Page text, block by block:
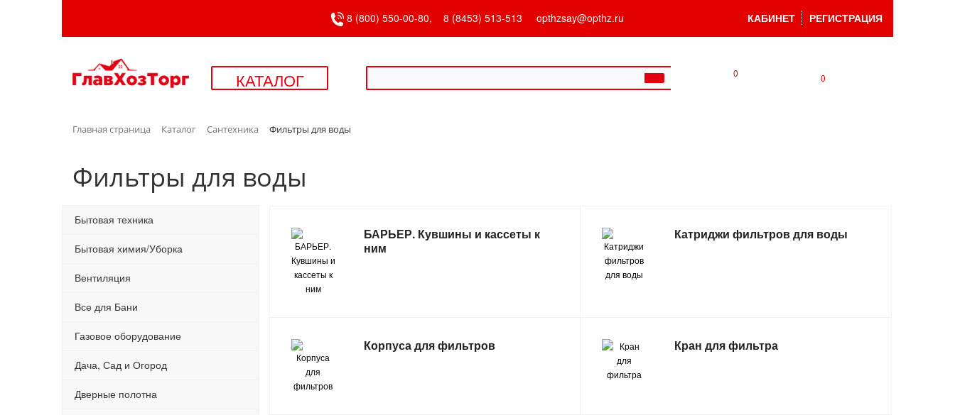
8 (800) 550-00-80, 8 (8453) 513-513 opthzsay@opthz.ru КАБИНЕТ РЕГИСТРАЦИЯ
КАТАЛОГ 0 0
Главная страница Каталог Сантехника Фильтры для воды
Фильтры для воды
Бытовая техника
Бытовая химия/Уборка
Вентиляция
Все для Бани
Газовое оборудование
Дача, Сад и Огород
Дверные полотна
БАРЬЕР. Кувшины и кассеты к
ним
Катриджи фильтров для воды
Корпуса для фильтров Кран для фильтра